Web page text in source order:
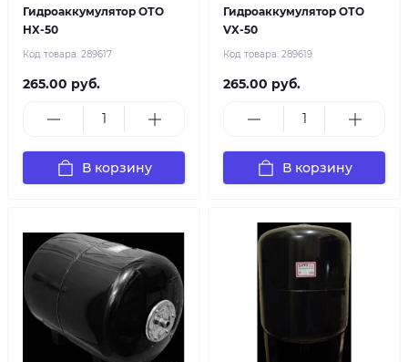
Гидроаккумулятор ОТО
HX-50
Код товара: 289617
265.00 руб.
В корзину
Гидроаккумулятор ОТО
VX-50
Код товара: 289619
265.00 руб.
В корзину